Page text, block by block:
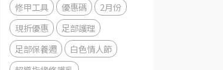
修甲工具
優惠碼
2月份
現折優惠
足部護理
足部保養週
白色情人節